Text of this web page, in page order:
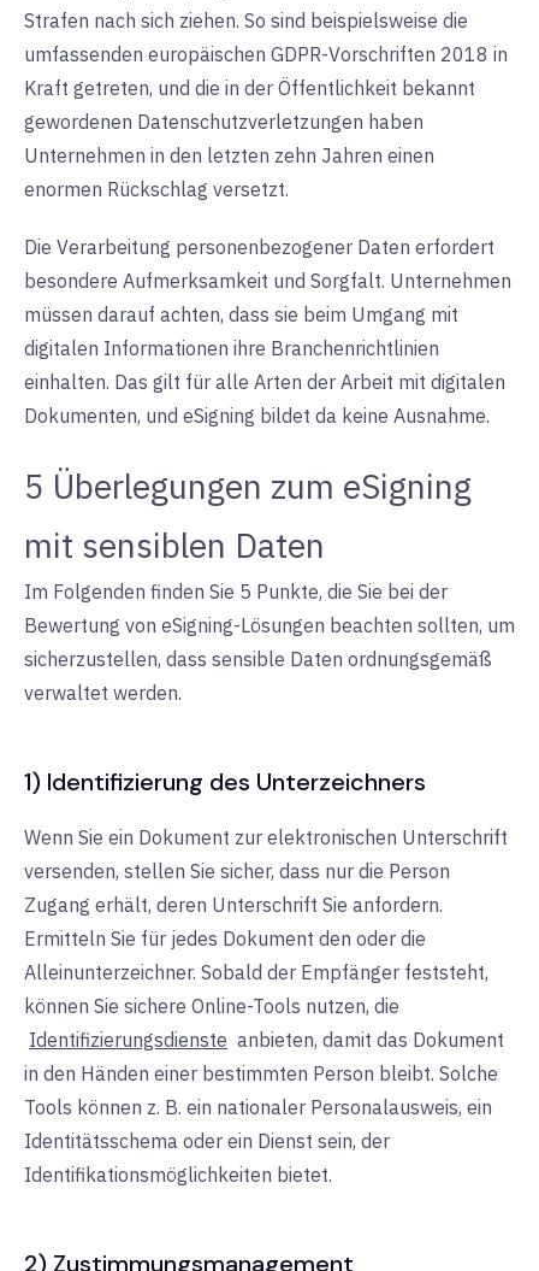
Strafen nach sich ziehen. So sind beispielsweise die
umfassenden europäischen GDPR-Vorschriften 2018 in
Kraft getreten, und die in der Öffentlichkeit bekannt
gewordenen Datenschutzverletzungen haben
Unternehmen in den letzten zehn Jahren einen
enormen Rückschlag versetzt.
Die Verarbeitung personenbezogener Daten erfordert
besondere Aufmerksamkeit und Sorgfalt. Unternehmen
müssen darauf achten, dass sie beim Umgang mit
digitalen Informationen ihre Branchenrichtlinien
einhalten. Das gilt für alle Arten der Arbeit mit digitalen
Dokumenten, und eSigning bildet da keine Ausnahme.
5 Überlegungen zum eSigning
mit sensiblen Daten
Im Folgenden finden Sie 5 Punkte, die Sie bei der
Bewertung von eSigning-Lösungen beachten sollten, um
sicherzustellen, dass sensible Daten ordnungsgemäß
verwaltet werden.
1) Identifizierung des Unterzeichners
Wenn Sie ein Dokument zur elektronischen Unterschrift
versenden, stellen Sie sicher, dass nur die Person
Zugang erhält, deren Unterschrift Sie anfordern.
Ermitteln Sie für jedes Dokument den oder die
Alleinunterzeichner. Sobald der Empfänger feststeht,
können Sie sichere Online-Tools nutzen, die
Identifizierungsdienste anbieten, damit das Dokument
in den Händen einer bestimmten Person bleibt. Solche
Tools können z. B. ein nationaler Personalausweis, ein
Identitätsschema oder ein Dienst sein, der
Identifikationsmöglichkeiten bietet.
2) Zustimmungsmanagement